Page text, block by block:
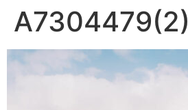
A7304479(2)